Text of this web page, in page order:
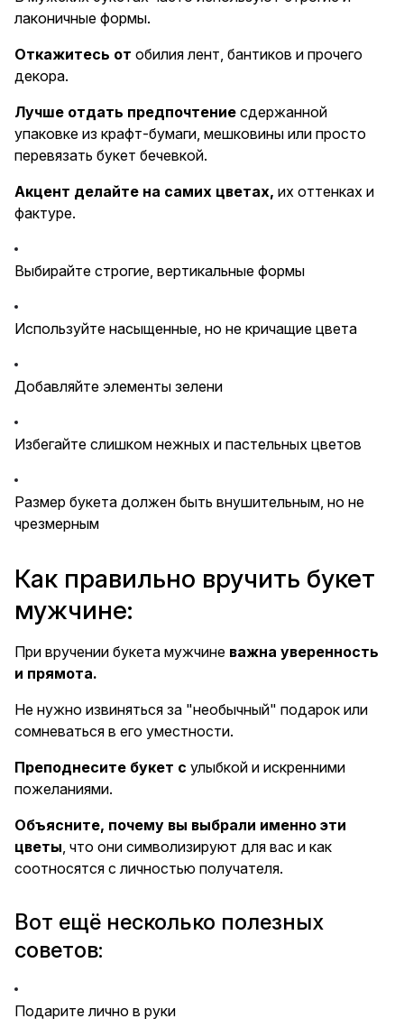
лаконичные формы.
Откажитесь от обилия лент, бантиков и прочего
декора.
Лучше отдать предпочтение сдержанной
упаковке из крафт-бумаги, мешковины или просто
перевязать букет бечевкой.
Акцент делайте на самих цветах, их оттенках и
фактуре.
Выбирайте строгие, вертикальные формы
Используйте насыщенные, но не кричащие цвета
Добавляйте элементы зелени
Избегайте слишком нежных и пастельных цветов
Размер букета должен быть внушительным, но не
чрезмерным
Как правильно вручить букет
мужчине:
При вручении букета мужчине важна уверенность
и прямота.
Не нужно извиняться за "необычный" подарок или
сомневаться в его уместности.
Преподнесите букет с улыбкой и искренними
пожеланиями.
Объясните, почему вы выбрали именно эти
цветы, что они символизируют для вас и как
соотносятся с личностью получателя.
Вот ещё несколько полезных
советов:
Подарите лично в руки